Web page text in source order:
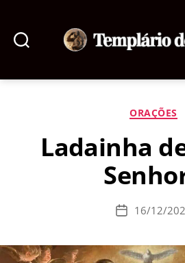
de
ORAÇÕES
Ladainha
Data16/12/